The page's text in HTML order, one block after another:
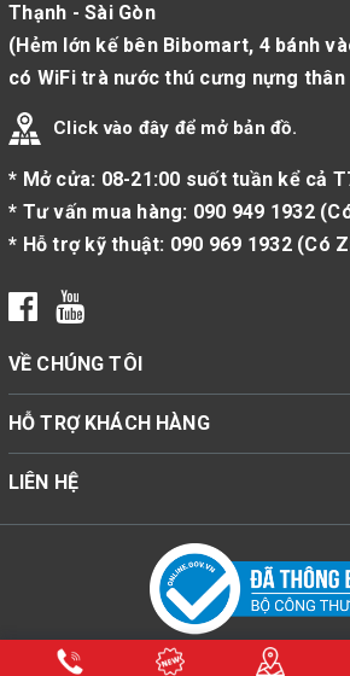
Thạnh - Sài Gòn
(Hẻm lớn kế bên Bibomart, 4 bánh
có WiFi trà nước thú cưng nựng thân
Click vào đây để mở bản đồ.
* Mở cửa: 08-21:00 suốt tuần kể cả
* Tư vấn mua hàng: 090 949 1932(
* Hỗ trợ kỹ thuật: 090 969 1932(Có
VỀ CHÚNG TÔI
HỖ TRỢ KHÁCH HÀNG
LIÊN HỆ
© Bản quyền thuộc về Cửa Hàng Bật Lửa